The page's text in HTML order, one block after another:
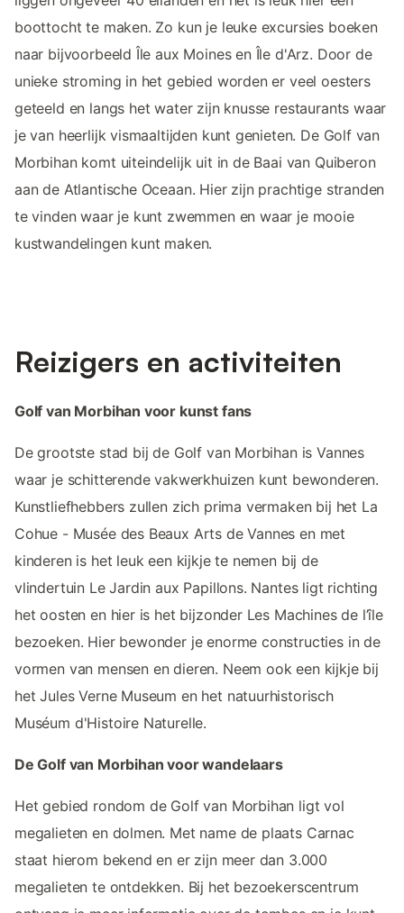
boottocht te maken. Zo kun je leuke excursies boeken
naar bijvoorbeeld Île aux Moines en Île d'Arz. Door de
unieke stroming in het gebied worden er veel oesters
geteeld en langs het water zijn knusse restaurants waar
je van heerlijk vismaaltijden kunt genieten. De Golf van
Morbihan komt uiteindelijk uit in de Baai van Quiberon
aan de Atlantische Oceaan. Hier zijn prachtige stranden
te vinden waar je kunt zwemmen en waar je mooie
kustwandelingen kunt maken.
Reizigers en activiteiten
Golf van Morbihan voor kunst fans
De grootste stad bij de Golf van Morbihan is Vannes
waar je schitterende vakwerkhuizen kunt bewonderen.
Kunstliefhebbers zullen zich prima vermaken bij het La
Cohue - Musée des Beaux Arts de Vannes en met
kinderen is het leuk een kijkje te nemen bij de
vlindertuin Le Jardin aux Papillons. Nantes ligt richting
het oosten en hier is het bijzonder Les Machines de l’île
bezoeken. Hier bewonder je enorme constructies in de
vormen van mensen en dieren. Neem ook een kijkje bij
het Jules Verne Museum en het natuurhistorisch
Muséum d'Histoire Naturelle.
De Golf van Morbihan voor wandelaars
Het gebied rondom de Golf van Morbihan ligt vol
megalieten en dolmen. Met name de plaats Carnac
staat hierom bekend en er zijn meer dan 3.000
megalieten te ontdekken. Bij het bezoekerscentrum